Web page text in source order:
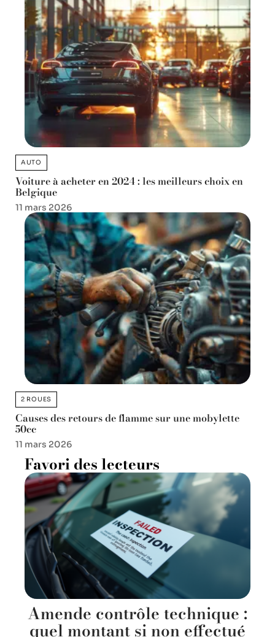
AUTO
Voiture à acheter en 2024 : les meilleurs choix en
Belgique
11 mars 2026
2 ROUES
Causes des retours de flamme sur une mobylette
50cc
11 mars 2026
Favori des lecteurs
Amende contrôle technique :
quel montant si non effectué